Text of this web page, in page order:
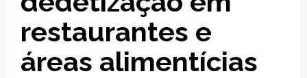
restaurantes e
áreas alimentícias